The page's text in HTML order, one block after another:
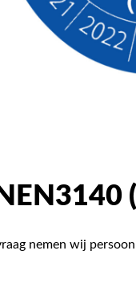
nemen wij